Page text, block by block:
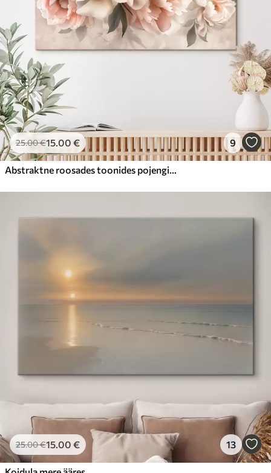
25.00€15.00 € 9
Abstraktne roosades toonides pojengide kimp
25.00€15.00 € 13